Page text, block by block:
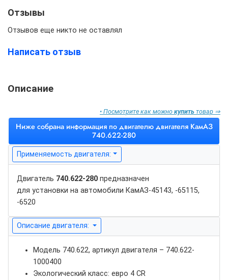
Отзывы
Отзывов еще никто не оставлял
Написать отзыв
Описание
• Посмотрите как можно купить товар ⇒
Ниже собрана информация по двигателю двигателя КамАЗ
740.622-280
Применяемость двигателя:
Двигатель 740.622-280 предназначен
для установки на автомобили КамАЗ-45143, -65115,
-6520
Описание двигателя:
Модель 740.622, артикул двигателя – 740.622-
1000400
Экологический класс: евро 4 CR